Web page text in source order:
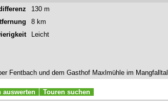
130 m
8 km
Leicht
Fentbach und dem Gasthof Maxlmühle im Mangfalltal.
auswerten Touren suchen